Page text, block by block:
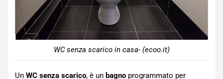
WC senza scarico in casa- (ecoo.it)
Un WC senza scarico, è un bagno programmato per